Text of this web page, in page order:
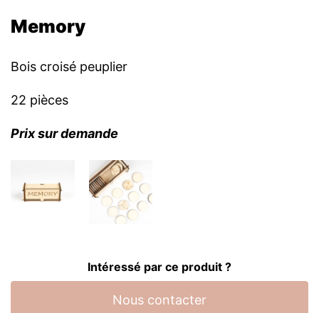
Memory
Bois croisé peuplier
22 pièces
Prix sur demande
Intéressé par ce produit ?
Nous contacter